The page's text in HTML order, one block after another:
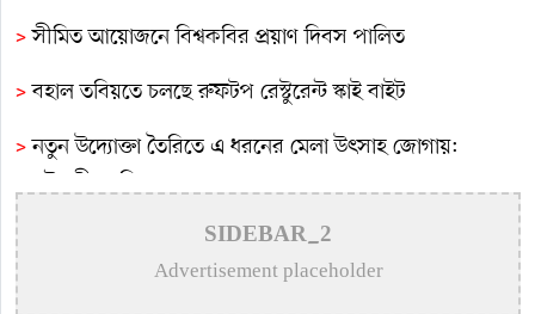
>সীমিত আয়োজনে বিশ্বকবির প্রয়াণ দিবস পালিত
>বহাল তবিয়তে চলছে রুফটপ রেস্টুরেন্ট স্কাই বাইট
>নতুন উদ্যোক্তা তৈরিতে এ ধরনের মেলা উৎসাহ জোগায়:
>
গুণীজনদের স্মৃতি সংরক্ষণে শহরের আইল্যান্ড গার্ডেনের
নামকরণে আলোচনা সভা
SIDEBAR_2
Advertisement placeholder